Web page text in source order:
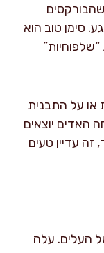
דקות, עד שהבורקסים
סימן טוב הוא
על רשת או על התבנית
האדים יוצאים
זה עדיין טעים
העלים. עלה